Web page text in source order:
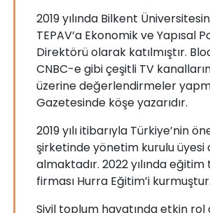
2019 yılında Bilkent
TEPAV’a Ekonomik ve Yapısal
Direktörü olarak katılmıştır.
CNBC-e gibi çeşitli TV
üzerine değerlendirmeler
Gazetesinde köşe yazarıdır.
2019 yılı itibarıyla Türkiye’nin
şirketinde yönetim kurulu
almaktadır. 2022 yılında
firması Hurra Eğitim’i kurmuştur.
Sivil toplum hayatında etkin rol